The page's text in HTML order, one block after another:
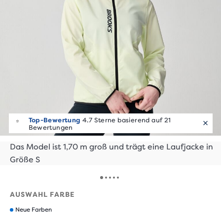
Top-Bewertung 4.7 Sterne basierend auf 21
Bewertungen
Das Model ist 1,70 m groß und trägt eine Laufjacke in
Größe S
AUSWAHL FARBE
Neue Farben